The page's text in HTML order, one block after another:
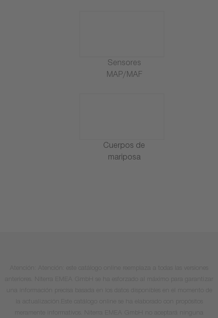
Sensores
MAP/MAF
Cuerpos de
mariposa